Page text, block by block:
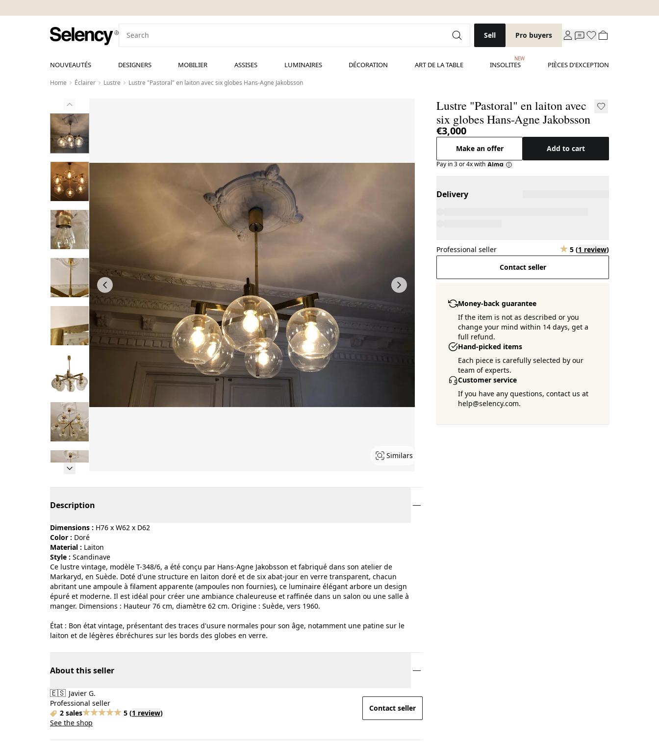
Sell Pro buyers
NOUVEAUTÉS DESIGNERS MOBILIER ASSISES LUMINAIRES DÉCORATION ART DE LA TABLE INSOLITES
NEW
PIÈCES D'EXCEPTION
Home Éclairer Lustre Lustre "Pastoral" en laiton avec six globes Hans-Agne Jakobsson
Similars
Lustre "Pastoral" en laiton avec
six globes Hans-Agne Jakobsson
€3,000
Make an offer Add to cart
Pay in 3 or 4x with
Delivery
Professional seller 5 (1 review)
Contact seller
Money-back guarantee
If the item is not as described or you
change your mind within 14 days, get a
full refund.
Hand-picked items
Each piece is carefully selected by our
team of experts.
Customer service
If you have any questions, contact us at
help@selency.com.
Description
Dimensions : H76 x W62 x D62
Color :
doré
Material :
laiton
Style :
scandinave
Ce lustre vintage, modèle T-348/6, a été conçu par Hans-Agne Jakobsson et fabriqué dans son atelier de
Markaryd, en Suède. Doté d'une structure en laiton doré et de six abat-jour en verre transparent, chacun
abritant une ampoule à filament apparente (ampoules non fournies), ce luminaire élégant arbore un design
épuré et moderne. Il est idéal pour créer une ambiance chaleureuse et raffinée dans un salon ou une salle à
manger. Dimensions : Hauteur 76 cm, diamètre 62 cm. Origine : Suède, vers 1960.
État : Bon état vintage, présentant des traces d'usure normales pour son âge, notamment une patine sur le
laiton et de légères ébréchures sur les bords des globes en verre.
About this seller
🇪🇸 Javier G.
Professional seller
2 sales
5 (1 review)
See the shop
Contact seller